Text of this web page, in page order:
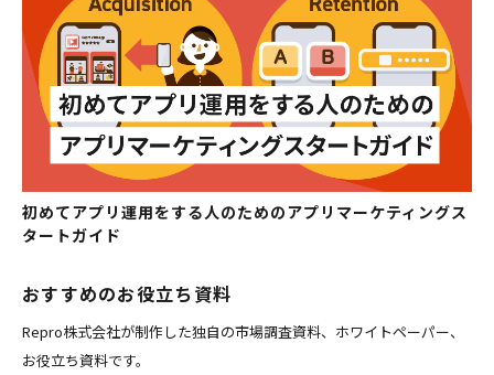
初めてアプリ運用をする人のためのアプリマーケティングス
タートガイド
おすすめのお役立ち資料
Repro株式会社が制作した独自の市場調査資料、ホワイトペーパー、
お役立ち資料です。